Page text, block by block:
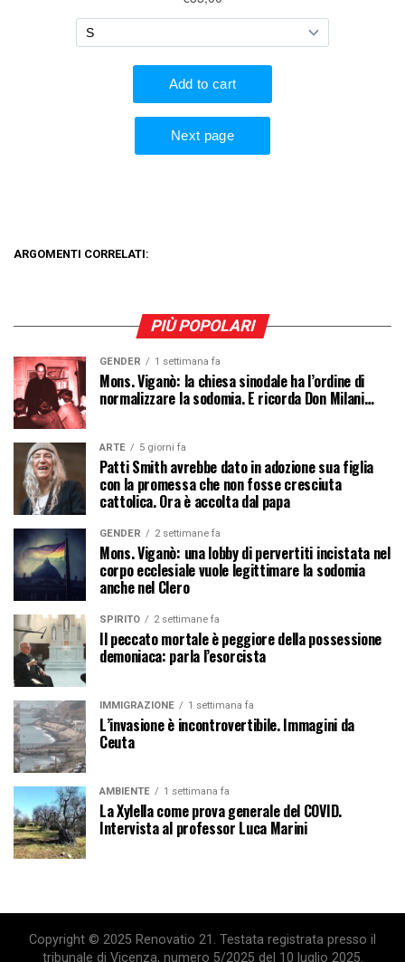
ARGOMENTI CORRELATI:
PIÙ POPOLARI
GENDER 1 settimana fa
Mons. Viganò: la chiesa sinodale ha l’ordine di
normalizzare la sodomia. E ricorda Don Milani…
ARTE 5 giorni fa
Patti Smith avrebbe dato in adozione sua figlia
con la promessa che non fosse cresciuta
cattolica. Ora è accolta dal papa
GENDER 2 settimane fa
Mons. Viganò: una lobby di pervertiti incistata nel
corpo ecclesiale vuole legittimare la sodomia
anche nel Clero
SPIRITO 2 settimane fa
Il peccato mortale è peggiore della possessione
demoniaca: parla l’esorcista
IMMIGRAZIONE 1 settimana fa
L’invasione è incontrovertibile. Immagini da
Ceuta
AMBIENTE 1 settimana fa
La Xylella come prova generale del COVID.
Intervista al professor Luca Marini
Copyright © 2025 Renovatio 21. Testata registrata presso il
tribunale di Vicenza, numero 5/2025 del 10 luglio 2025.